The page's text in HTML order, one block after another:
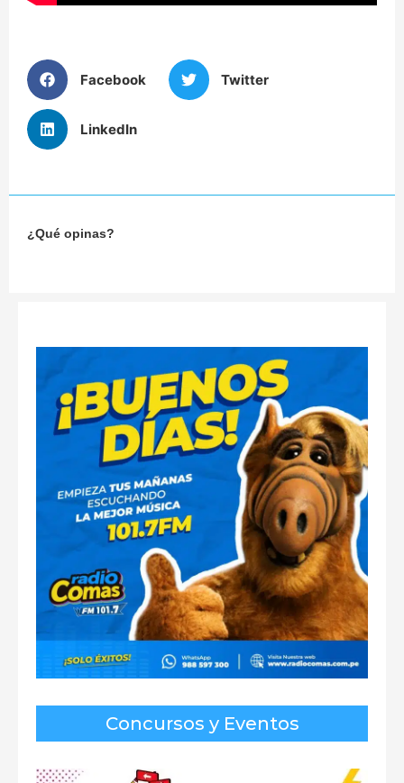
Facebook Twitter
LinkedIn
¿Qué opinas?
Concursos y Eventos